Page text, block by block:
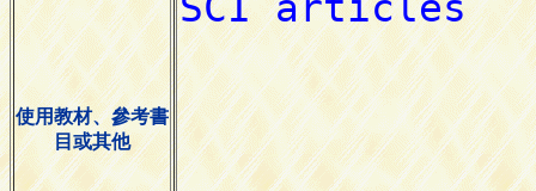
使用教材、參考書
目或其他